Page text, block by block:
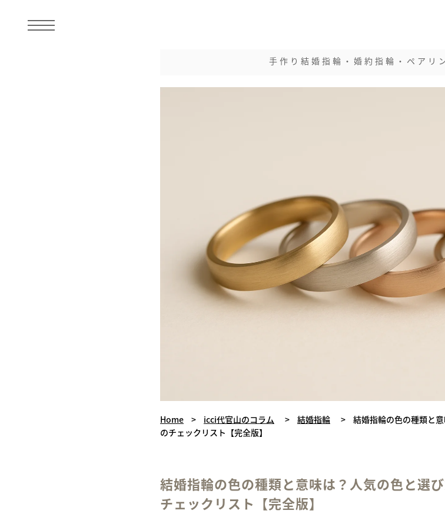
手作り結婚指輪・婚約指輪・ペア
Home > icci代官山のコラム > 結婚指輪 >
結婚指輪の色の種類と
のチェックリスト【完全版】
結婚指輪の色の種類と意味は？人気の色と選
チェックリスト【完全版】